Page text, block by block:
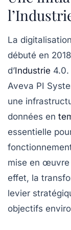
La
débuté en
d’Industrie 4.0.
Aveva PI
une
données en
essentielle
mise en œuvre
effet, la
levier
objectifs